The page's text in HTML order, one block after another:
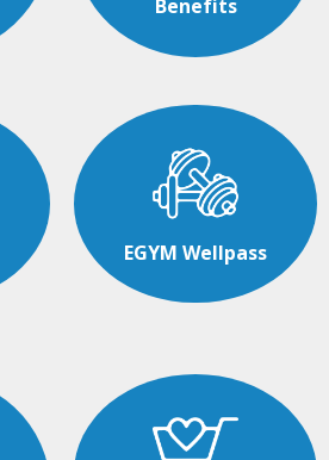
Benefits
EGYM Wellpass